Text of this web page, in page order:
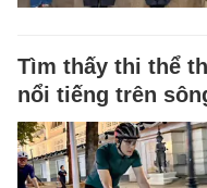
Tìm thấy thi thể
nổi tiếng trên